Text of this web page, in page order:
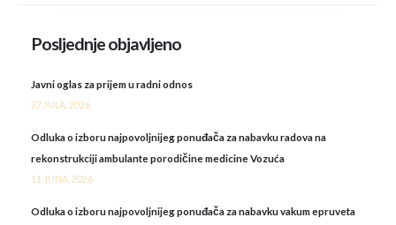
Posljednje objavljeno
Javni oglas za prijem u radni odnos
27 JULA, 2026
Odluka o izboru najpovoljnijeg ponuđača za nabavku radova na
rekonstrukciji ambulante porodičine medicine Vozuća
11 JUNA, 2026
Odluka o izboru najpovoljnijeg ponuđača za nabavku vakum epruveta